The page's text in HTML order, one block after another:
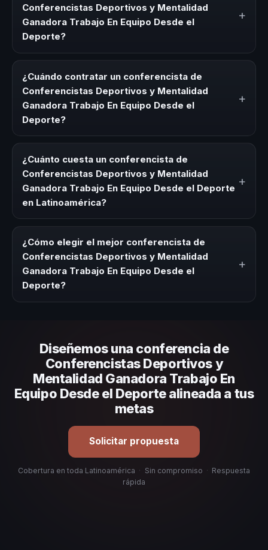
Conferencistas Deportivos y Mentalidad
Ganadora Trabajo En Equipo Desde el
Deporte?
+
Mentalidad Ganadora Trabajo En Equipo Desde el
Deporte es un experto que comparte conocimiento,
estrategias y experiencias sobre este tema en eventos
corporativos, convenciones y seminarios. Su objetivo es
generar reflexión, inspiración y herramientas aplicables
para la audiencia.
¿Cuándo contratar un conferencista de
Conferencistas Deportivos y Mentalidad
Ganadora Trabajo En Equipo Desde el
Deporte?
+
Deportivos y Mentalidad Ganadora Trabajo En Equipo
Desde el Deporte para kick-offs, convenciones anuales,
programas de desarrollo, eventos de integración o
cuando tu organización necesita impulsar un cambio
cultural relacionado con esta temática.
¿Cuánto cuesta un conferencista de
Conferencistas Deportivos y Mentalidad
Ganadora Trabajo En Equipo Desde el Deporte
en Latinoamérica?
+
modalidad (presencial o virtual) y la duración del evento.
En CHM Latinoamérica ofrecemos asesoría estratégica
sin costo y una propuesta en menos de 24 horas
adaptada a tu presupuesto.
¿Cómo elegir el mejor conferencista de
Conferencistas Deportivos y Mentalidad
Ganadora Trabajo En Equipo Desde el
Deporte?
+
organizacional. En CHM Latinoamérica te ayudamos con
una selección estratégica basada en estos criterios.
Diseñemos una conferencia de
Conferencistas Deportivos y
Mentalidad Ganadora Trabajo En
Equipo Desde el Deporte alineada a tus
metas
Solicitar propuesta
Cobertura en toda Latinoamérica · Sin compromiso · Respuesta
rápida